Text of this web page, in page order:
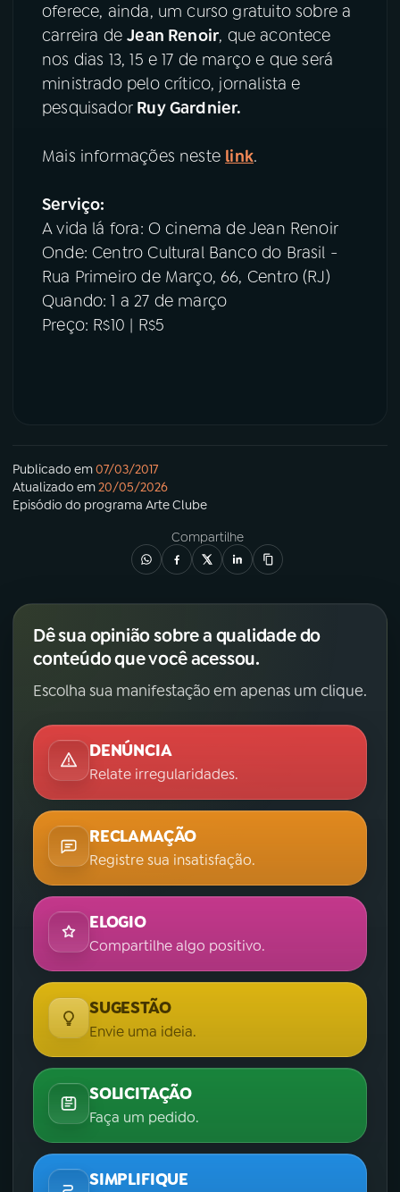
TikTok
oferece, ainda, um curso gratuito sobre a
carreira deJean Renoir, que acontece
nos dias 13, 15 e 17 de março e que será
ministrado pelo crítico, jornalista e
pesquisador Ruy Gardnier.
Mais informações neste link.
Serviço:
A vida lá fora: O cinema de Jean Renoir
Onde: Centro Cultural Banco do Brasil -
Rua Primeiro de Março, 66, Centro (RJ)
Quando: 1 a 27 de março
Preço: R$10 | R$5
Publicado em07/03/2017
Atualizado em20/05/2026
Episódio do programa Arte Clube
Compartilhe
Dê sua opinião sobre a qualidade do
conteúdo que você acessou.
Escolha sua manifestação em apenas um clique.
DENÚNCIA
Relate irregularidades.
RECLAMAÇÃO
Registre sua insatisfação.
ELOGIO
Compartilhe algo positivo.
SUGESTÃO
Envie uma ideia.
SOLICITAÇÃO
Faça um pedido.
SIMPLIFIQUE